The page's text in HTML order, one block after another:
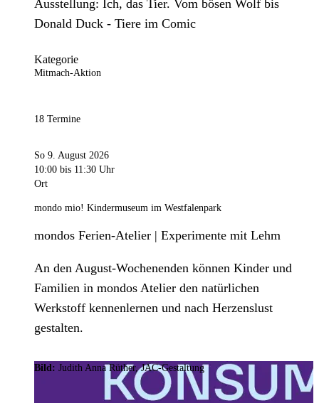
Ausstellung: Ich, das Tier. Vom bösen Wolf bis
Donald Duck - Tiere im Comic
Kategorie
Mitmach-Aktion
18 Termine
So 9. August 2026
10:00 bis 11:30 Uhr
Ort
mondo mio! Kindermuseum im Westfalenpark
mondos Ferien-Atelier | Experimente mit Lehm
An den August-Wochenenden können Kinder und
Familien in mondos Atelier den natürlichen
Werkstoff kennenlernen und nach Herzenslust
gestalten.
Bild: Judith Anna Rüther, JAC-Gestaltung